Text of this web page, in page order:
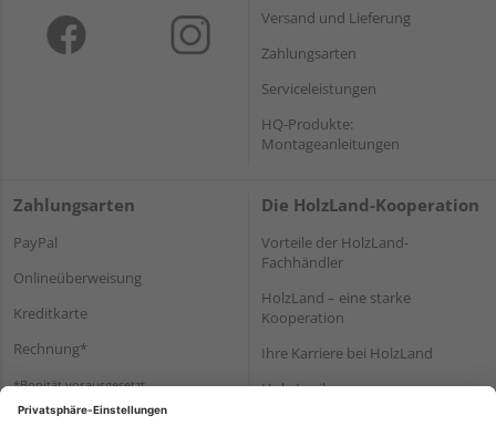
Versand und Lieferung
Zahlungsarten
Serviceleistungen
HQ-Produkte:
Montageanleitungen
Zahlungsarten
PayPal
Onlineüberweisung
Kreditkarte
Rechnung*
*Bonität vorausgesetzt
Die HolzLand-Kooperation
Vorteile der HolzLand-
Fachhändler
HolzLand – eine starke
Kooperation
Ihre Karriere bei HolzLand
Holz-Lexikon